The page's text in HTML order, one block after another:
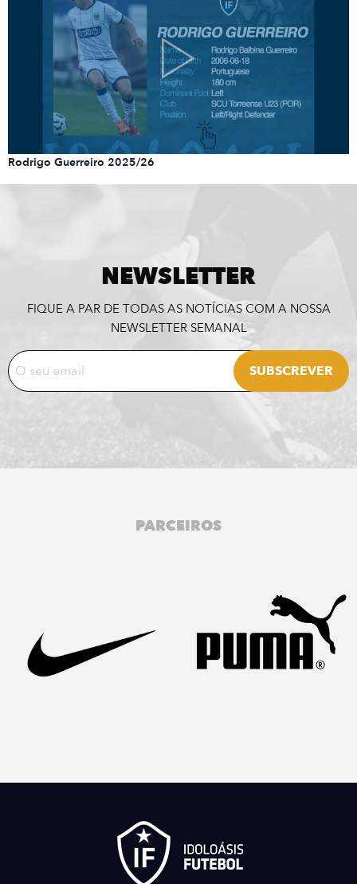
Rodrigo Guerreiro 2025/26
NEWSLETTER
FIQUE A PAR DE TODAS AS NOTÍCIAS COM A NOSSA
NEWSLETTER SEMANAL
PARCEIROS